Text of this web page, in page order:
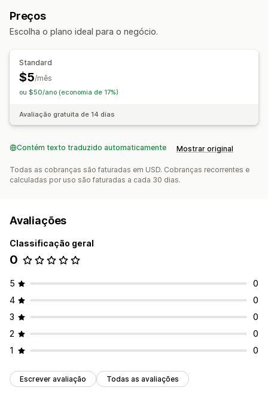
Marketing e vendas
Elementos visuais e relatórios
Painel de controle de análises
Preços
Escolha o plano ideal para o negócio.
Standard
$5/mês
ou $50/ano (economia de 17%)
Avaliação gratuita de 14 dias
Contém texto traduzido automaticamente Mostrar original
Todas as cobranças são faturadas em USD. Cobranças recorrentes e
calculadas por uso são faturadas a cada 30 dias.
Avaliações
Classificação geral
0
5
0
4
0
3
0
2
0
1
0
Escrever avaliação Todas as avaliações